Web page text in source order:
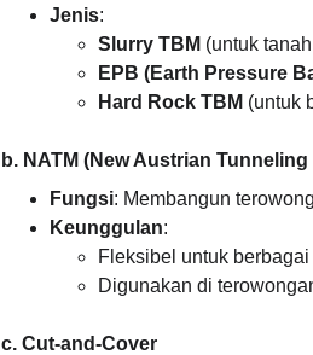
Jenis:
Slurry TBM (untuk
EPB (Earth Pressure
Hard Rock TBM (untuk
b. NATM (New Austrian
Fungsi: Membangun
Keunggulan:
Fleksibel untuk
Digunakan di
c. Cut-and-Cover